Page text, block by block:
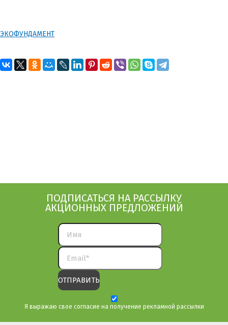
ЭКОФУНДАМЕНТ
ПОДПИСАТЬСЯ НА РАССЫЛКУ
АКЦИОННЫХ ПРЕДЛОЖЕНИЙ
Я выражаю свое согласие на получение рекламной рассылки